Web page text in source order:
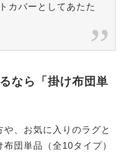
カバーとしてあたた
なら「掛け布団単
、お気に入りのラグと
団単品（全10タイプ）